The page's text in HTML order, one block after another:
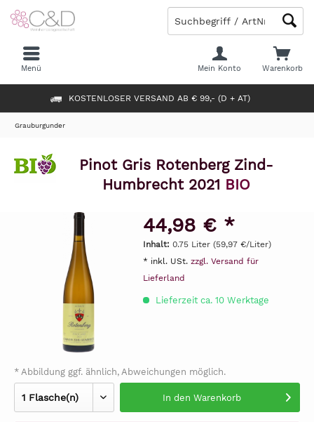
KOSTENLOSER VERSAND AB € 99,- (D + AT)
Warenkorb
Mein Konto
Menü
Grauburgunder
Pinot Gris Rotenberg Zind-
Humbrecht 2021 BIO
44,98 € *
Inhalt: 0.75 Liter (59,97 €/Liter)
* inkl. USt. zzgl. Versand für
Lieferland
Lieferzeit ca. 10 Werktage
* Abbildung ggf. ähnlich, Abweichungen möglich.
In den Warenkorb